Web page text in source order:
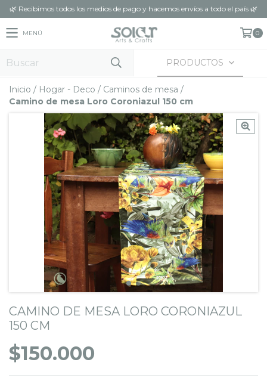
🌿 Recibimos todos los medios de pago y hacemos envíos a todo el país 🌿
MENÚ 0
PRODUCTOS
Inicio / Hogar - Deco / Caminos de mesa /
Camino de mesa Loro Coroniazul 150 cm
CAMINO DE MESA LORO CORONIAZUL
150 CM
$150.000